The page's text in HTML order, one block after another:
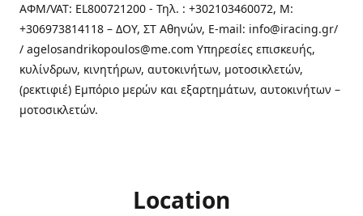
ΑΦΜ/VAT: EL800721200 - Τηλ. : +302103460072, M:
+306973814118 – ΔΟΥ, ΣΤ Αθηνών, E-mail: info@iracing.gr/
/ agelosandrikopoulos@me.com Υπηρεσίες επισκευής,
κυλίνδρων, κινητήρων, αυτοκινήτων, μοτοσικλετών,
(ρεκτιφιέ) Εμπόριο μερών και εξαρτημάτων, αυτοκινήτων –
μοτοσικλετών.
Location